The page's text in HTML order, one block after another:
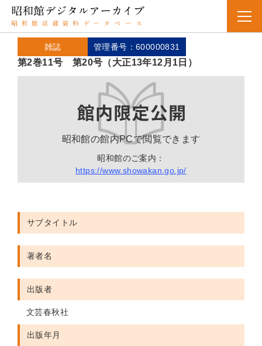
雑誌 管理番号：600000831
第2巻11号 第20号（大正13年12月1日）
昭和館の館内PCで閲覧できます
昭和館のご案内：
https://www.showakan.go.jp/
サブタイトル
著者名
出版者
文芸春秋社
出版年月